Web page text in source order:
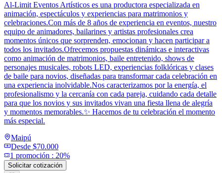
Al-Limit Eventos Artísticos es una productora especializada en
animación, espectáculos y experiencias para matrimonios y
celebraciones.Con más de 8 años de experiencia en eventos, nuestro
equipo de animadores, bailarines y artistas profesionales crea
momentos únicos que sorprenden, emocionan y hacen participar a
todos los invitados.Ofrecemos propuestas dinámicas e interactivas
como animación de matrimonios, baile entretenido, shows de
personajes musicales, robots LED, experiencias folklóricas y clases
de baile para novios, diseñadas para transformar cada celebración en
una experiencia inolvidable.Nos caracterizamos por la energía, el
profesionalismo y la cercanía con cada pareja, cuidando cada detalle
para que los novios y sus invitados vivan una fiesta llena de alegría
y momentos memorables.✨ Hacemos de tu celebración el momento
más especial.
Maipú
Desde $70.000
1 promoción : 20%
Solicitar cotización